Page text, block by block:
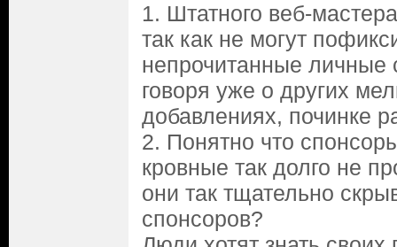
1. Штатного веб-
так как не могут
непрочитанные
говоря уже о других
добавлениях, починке
2. Понятно что
кровные так долго не
они так тщательно
спонсоров?